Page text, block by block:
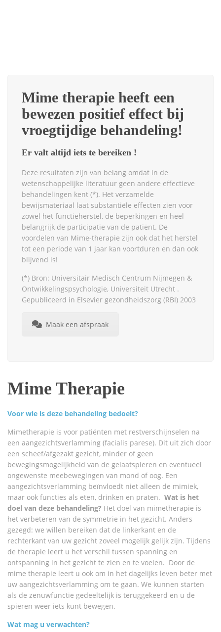
Mime therapie heeft een
bewezen positief effect bij
vroegtijdige behandeling!
Er valt altijd iets te bereiken !
Deze resultaten zijn van belang omdat in de
wetenschappelijke literatuur geen andere effectieve
behandelingen kent (*). Het verzamelde
bewijsmateriaal laat substantiële effecten zien voor
zowel het functieherstel, de beperkingen en heel
belangrijk de participatie van de patiënt. De
voordelen van Mime-therapie zijn ook dat het herstel
tot een periode van 1 jaar kan voortduren en dan ook
blijvend is!
(*) Bron: Universitair Medisch Centrum Nijmegen &
Ontwikkelingspsychologie, Universiteit Utrecht .
Gepubliceerd in Elsevier gezondheidszorg (RBI) 2003
Maak een afspraak
Mime Therapie
Voor wie is deze behandeling bedoelt?
Mimetherapie is voor patiënten met restverschijnselen na
een aangezichtsverlamming (facialis parese). Dit uit zich door
een scheef/afgezakt gezicht, minder of geen
bewegingsmogelijkheid van de gelaatspieren en eventueel
ongewenste meebewegingen van mond of oog. Een
aangezichtsverlamming beïnvloedt niet alleen de mimiek,
maar ook functies als eten, drinken en praten. Wat is het
doel van deze behandeling? Het doel van mimetherapie is
het verbeteren van de symmetrie in het gezicht. Anders
gezegd: we willen bereiken dat de linkerkant en de
rechterkant van uw gezicht zoveel mogelijk gelijk zijn. Tijdens
de therapie leert u het verschil tussen spanning en
ontspanning in het gezicht te zien en te voelen. Door de
mime therapie leert u ook om in het dagelijks leven beter met
uw aangezichtsverlamming om te gaan. We kunnen starten
als de zenuwfunctie gedeeltelijk is teruggekeerd en u de
spieren weer iets kunt bewegen.
Wat mag u verwachten?